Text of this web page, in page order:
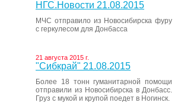
НГС.Новости 21.08.2015
МЧС отправило из Новосибирска фуру
с геркулесом для Донбасса
21 августа 2015 г.
"Сибкрай" 21.08.2015
Более 18 тонн гуманитарной помощи
отправили из Новосибирска в Донбасс.
Груз с мукой и крупой поедет в Ногинск.